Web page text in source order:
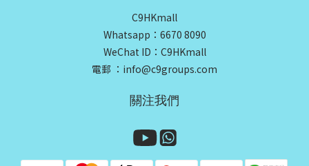
C9HKmall
Whatsapp：6670 8090
WeChat ID：C9HKmall
電郵 ：info@c9groups.com
關注我們